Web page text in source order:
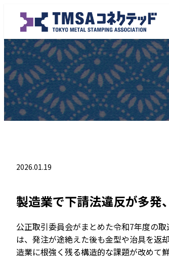
2026.01.19
製造業で下請法違反が多発
公正取引委員会がまとめた令和7年度の
は、発注が途絶えた後も金型や治具を返
造業に根強く残る構造的な課題が改めて